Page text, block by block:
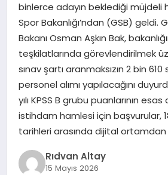
MAGAZIN
SPOR
SIYASET
DIĞER
binlerce adayın beklediği müjdeli
Spor Bakanlığı’ndan (GSB) geldi.
Bakanı Osman Aşkın Bak,
teşkilatlarında görevlendirilmek
sınav şartı aranmaksızın 2 bin
personel alımı yapılacağını
yılı KPSS B grubu puanlarının
istihdam hamlesi için başvurular,
tarihleri arasında dijital ortamdan
Rıdvan Altay
15 Mayıs 2026